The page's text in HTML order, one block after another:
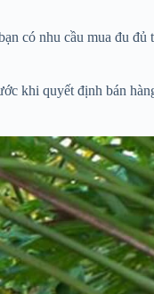
có nhu cầu mua đu đủ
khi quyết định bán